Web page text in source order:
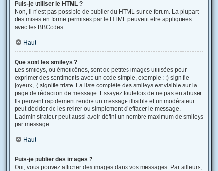
Puis-je utiliser le HTML ?
Non, il n’est pas possible de publier du HTML sur ce forum. La plupart
des mises en forme permises par le HTML peuvent être appliquées
avec les BBCodes.
Haut
Que sont les smileys ?
Les smileys, ou émoticônes, sont de petites images utilisées pour
exprimer des sentiments avec un code simple, exemple : :) signifie
joyeux, :( signifie triste. La liste complète des smileys est visible sur la
page de rédaction de message. Essayez toutefois de ne pas en abuser.
Ils peuvent rapidement rendre un message illisible et un modérateur
peut décider de les retirer ou simplement d’effacer le message.
L’administrateur peut aussi avoir défini un nombre maximum de smileys
par message.
Haut
Puis-je publier des images ?
Oui, vous pouvez afficher des images dans vos messages. Par ailleurs,